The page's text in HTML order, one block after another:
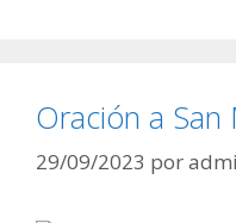
Oración a San
29/09/2023 por